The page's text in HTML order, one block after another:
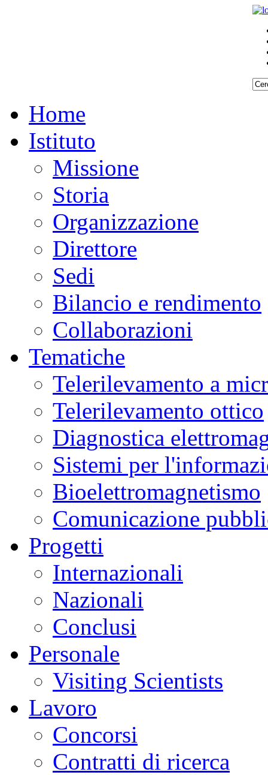
Home
Istituto
Missione
Storia
Organizzazione
Direttore
Sedi
Bilancio e rendimento
Collaborazioni
Tematiche
Telerilevamento a
Telerilevamento ottico
Diagnostica
Sistemi per
Bioelettromagnetismo
Comunicazione
Progetti
Internazionali
Nazionali
Conclusi
Personale
Visiting Scientists
Lavoro
Concorsi
Contratti di ricerca